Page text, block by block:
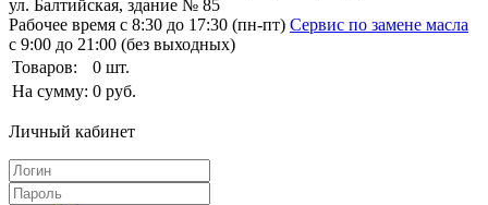
ул. Балтийская, здание № 85
Рабочее время с 8:30 до 17:30 (пн-пт) Сервис по замене масла
с 9:00 до 21:00 (без выходных)
Товаров:
0 шт.
На сумму: 0 руб.
Личный кабинет